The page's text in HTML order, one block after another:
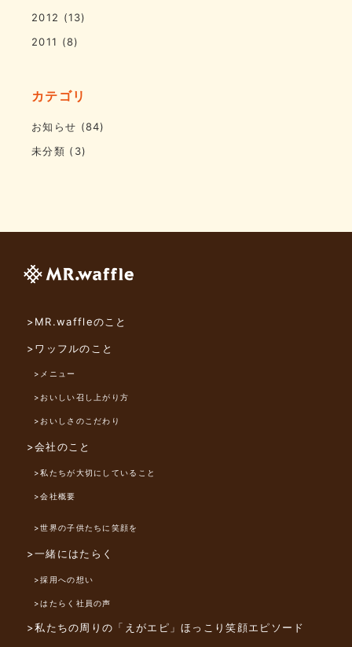
2012 (13)
2011 (8)
カテゴリ
お知らせ (84)
未分類 (3)
>MR.waffleのこと
>ワッフルのこと
>メニュー
>おいしい召し上がり方
>おいしさのこだわり
>会社のこと
>私たちが大切にしていること
>会社概要
>世界の子供たちに笑顔を
>一緒にはたらく
>採用への想い
>はたらく社員の声
>私たちの周りの「えがエピ」ほっこり笑顔エピソード